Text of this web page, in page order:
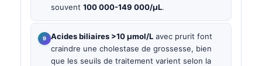
souvent 100 000-149 000/µL.
Acides biliaires >10 µmol/L avec prurit font
craindre une cholestase de grossesse, bien
que les seuils de traitement varient selon la